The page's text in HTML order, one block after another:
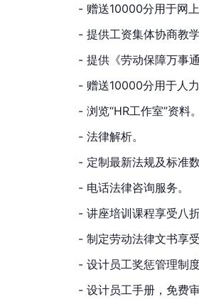
- 赠送10000分用于网
- 提供工资集体协商教
- 提供《劳动保障万事
- 赠送10000分用于人
- 浏览“HR工作室”资料
- 法律解析。
- 定制最新法规及标准
- 电话法律咨询服务。
- 讲座培训课程享受八
- 制定劳动法律文书享
- 设计员工奖惩管理制
- 设计员工手册，免费